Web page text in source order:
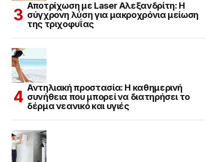
Αποτρίχωση με Laser Αλεξανδρίτη: Η
σύγχρονη λύση για μακροχρόνια μείωση
της τριχοφυΐας
Αντηλιακή προστασία: Η καθημερινή
συνήθεια που μπορεί να διατηρήσει το
δέρμα νεανικό και υγιές